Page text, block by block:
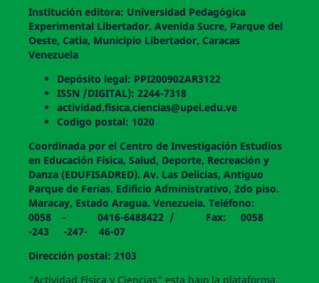
Institución editora: Universidad Pedagógica
Experimental Libertador. Avenida Sucre, Parque del
Oeste, Catia, Municipio Libertador, Caracas
Venezuela
Depósito legal: PPI200902AR3122
ISSN /DIGITAL): 2244-7318
actividad.fisica.ciencias@upel.edu.ve
Codigo postal: 1020
Coordinada por el Centro de Investigación Estudios
en Educación Física, Salud, Deporte, Recreación y
Danza (EDUFISADRED). Av. Las Delicias, Antiguo
Parque de Ferias. Edificio Administrativo, 2do piso.
Maracay, Estado Aragua. Venezuela. Teléfono:
0058 - 0416-6488422 / Fax: 0058
-243 -247- 46-07
Dirección postal: 2103
"Actividad Física y Ciencias" esta bajo la plataforma,